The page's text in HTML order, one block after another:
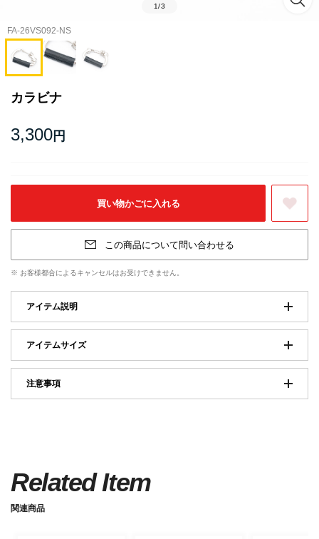
1/3
FA-26VS092-NS
カラビナ
3,300 円
お気に入りに登
※ お客様都合によるキャンセルはお受けできません。
アイテム説明
アイテムサイズ
注意事項
この商品について問い合わせる
Related Item
関連商品